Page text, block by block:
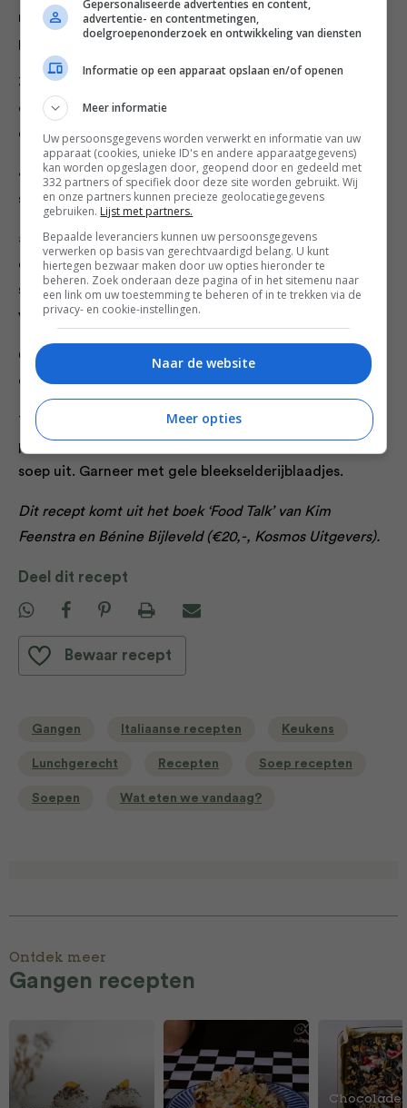
minuten de bleekselderij en prei toe, samen met de
pancetta en laat dit nog een paar minuten meebakken.
3. Was de flespompoen en verwijder de zaden en
draderige binnenkant. Snijd de rest in blokjes (inclusief
de schil) en doe dit ook in de pan.
4. Giet de cannellinibonen af en doet die in de pan
samen met de tomatenblokjes en kippenbouillon.
5. Schil de zoete aardappel en snijd deze in stukken,
evenals de courgette, en doe dit bij de rest van de
soep. Laat dit vervolgens 30 minuten op een laag
vuurtje pruttelen.
6. Doe dan de fijngesneden cavolo nero erbij en kook
dit ook nog 10 minuutjes mee.
7. Breng de soep eventueel op smaak met zout en
peper, haal de laurierblaadjes uit de pan en schenk de
soep uit. Garneer met gele bleekselderijblaadjes.
Dit recept komt uit het boek ‘Food Talk’ van Kim
Feenstra en Bénine Bijleveld (€20,-, Kosmos Uitgevers).
Deel dit recept
Bewaar recept
Gangen Italiaanse recepten Keukens
Lunchgerecht Recepten Soep recepten
Soepen Wat eten we vandaag?
Ontdek meer
Gangen recepten
Chocolade
Gepersonaliseerde advertenties en content,
advertentie- en contentmetingen,
doelgroepenonderzoek en ontwikkeling van diensten
Informatie op een apparaat opslaan en/of openen
Meer informatie
Uw persoonsgegevens worden verwerkt en informatie van uw
apparaat (cookies, unieke ID's en andere apparaatgegevens)
kan worden opgeslagen door, geopend door en gedeeld met
332 partners of specifiek door deze site worden gebruikt. Wij
en onze partners kunnen precieze geolocatiegegevens
gebruiken. Lijst met partners.
Bepaalde leveranciers kunnen uw persoonsgegevens
verwerken op basis van gerechtvaardigd belang. U kunt
hiertegen bezwaar maken door uw opties hieronder te
beheren. Zoek onderaan deze pagina of in het sitemenu naar
een link om uw toestemming te beheren of in te trekken via de
privacy- en cookie-instellingen.
Naar de website
Meer opties